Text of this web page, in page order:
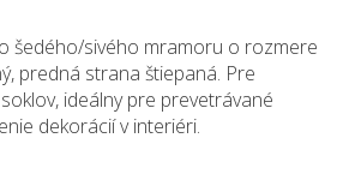
šedého/sivého mramoru o rozmere
predná strana štiepaná. Pre
ideálny pre prevetrávané
dekorácií v interiéri.